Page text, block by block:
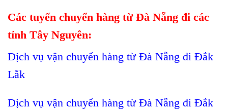
Các tuyến chuyển hàng từ Đà Nẵng đi các
tỉnh Tây Nguyên:
Dịch vụ vận chuyển hàng từ Đà Nẵng đi Đắk
Lắk
Dịch vụ vận chuyển hàng từ Đà Nẵng đi Đắk